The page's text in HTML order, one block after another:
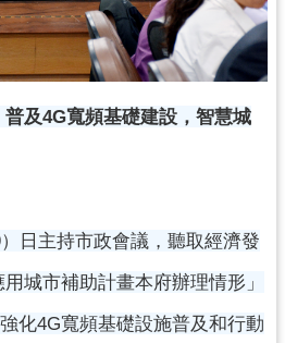
及4G寬頻基礎建設，智慧城
日主持市政會議，聽取經濟發
城市補助計畫本府辦理情形」
化4G寬頻基礎設施普及和行動